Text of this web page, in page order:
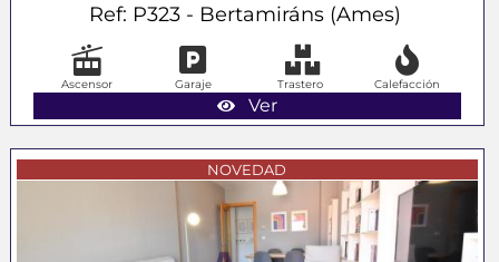
Ref: P323 - Bertamiráns (Ames)
Ver
Ascensor Garaje Trastero Calefacción
NOVEDAD